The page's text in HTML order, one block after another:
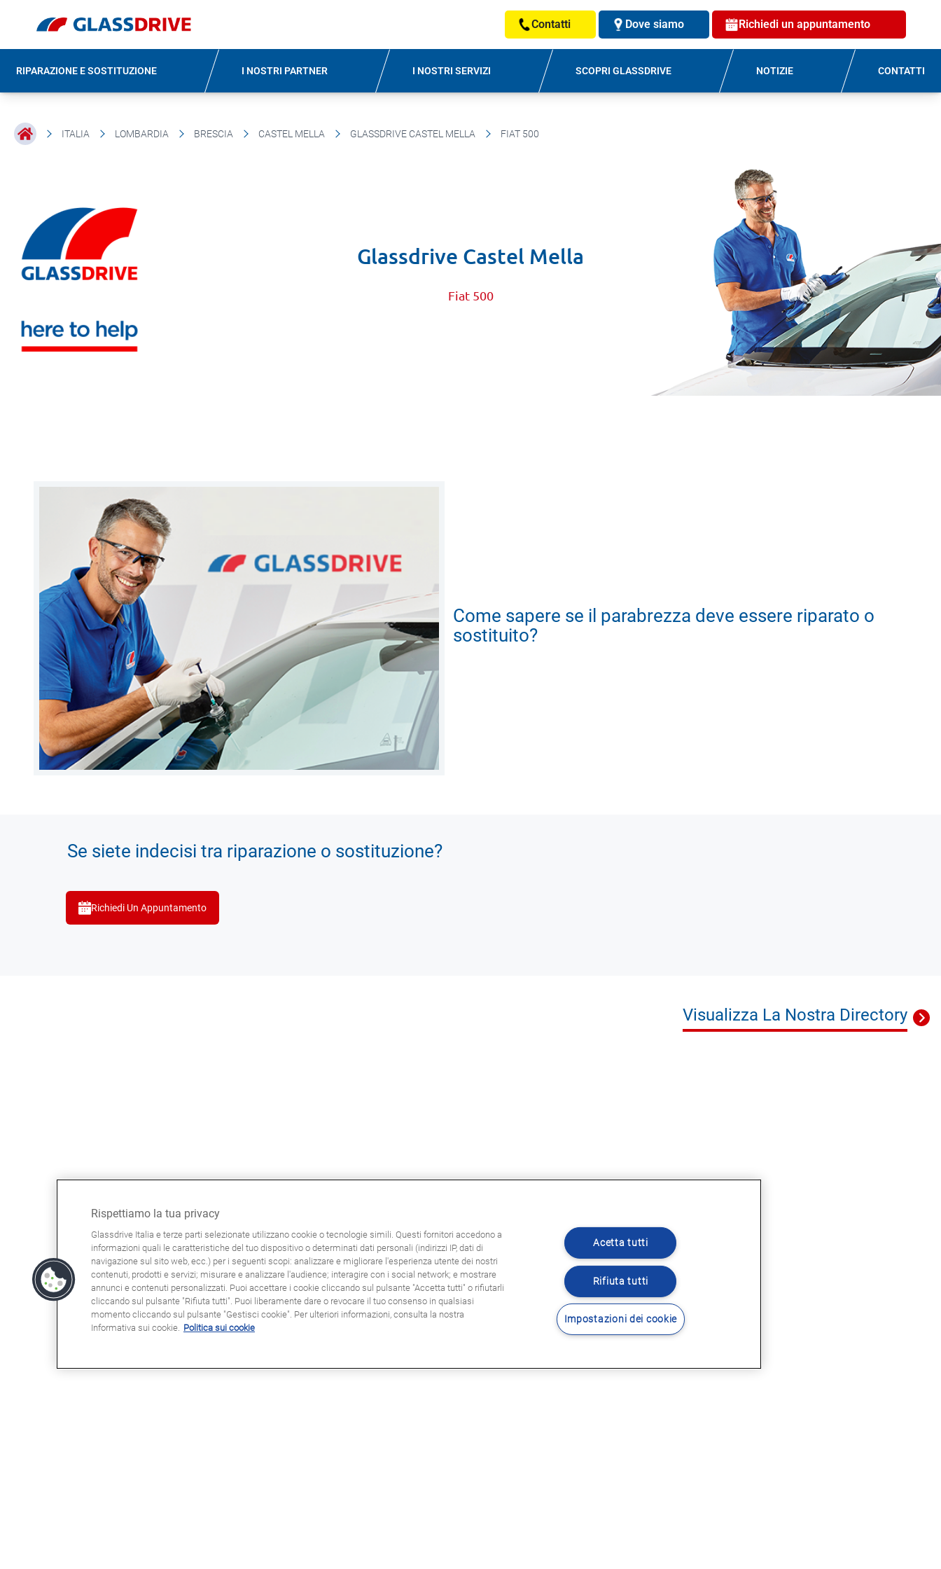
Contatti Dove siamo Richiedi un appuntamento
RIPARAZIONE E SOSTITUZIONE I NOSTRI PARTNER I NOSTRI SERVIZI SCOPRI GLASSDRIVE NOTIZIE CONTATTI
ITALIA LOMBARDIA BRESCIA CASTEL MELLA GLASSDRIVE CASTEL MELLA FIAT 500
Glassdrive Castel Mella
Fiat 500
Come sapere se il parabrezza deve essere riparato o
sostituito?
Se siete indecisi tra riparazione o sostituzione?
Richiedi Un Appuntamento
Visualizza La Nostra Directory
Rispettiamo la tua privacy
Glassdrive Italia e terze parti selezionate utilizzano cookie o tecnologie simili. Questi fornitori accedono a
informazioni quali le caratteristiche del tuo dispositivo o determinati dati personali (indirizzi IP, dati di
navigazione sul sito web, ecc.) per i seguenti scopi: analizzare e migliorare l'esperienza utente dei nostri
contenuti, prodotti e servizi; misurare e analizzare l'audience; interagire con i social network; e mostrare
annunci e contenuti personalizzati. Puoi accettare i cookie cliccando sul pulsante "Accetta tutti" o rifiutarli
cliccando sul pulsante "Rifiuta tutti". Puoi liberamente dare o revocare il tuo consenso in qualsiasi
momento cliccando sul pulsante "Gestisci cookie". Per ulteriori informazioni, consulta la nostra
Informativa sui cookie. Politica sui cookie
Acetta tutti
Rifiuta tutti
Impostazioni dei cookie